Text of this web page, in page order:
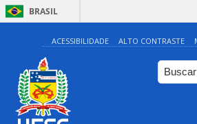
BRASIL
ACESSIBILIDADE ALTO CONTRASTE